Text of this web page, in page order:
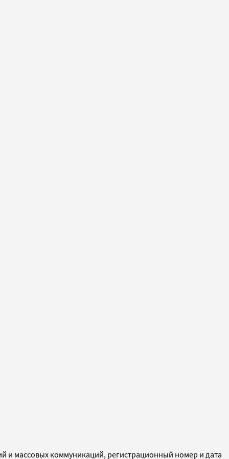
и массовых коммуникаций, регистрационный номер и дата